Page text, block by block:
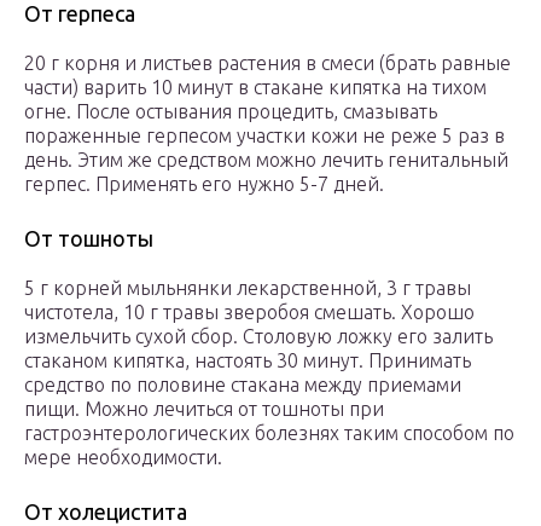
От герпеса
20 г корня и листьев растения в смеси (брать равные
части) варить 10 минут в стакане кипятка на тихом
огне. После остывания процедить, смазывать
пораженные герпесом участки кожи не реже 5 раз в
день. Этим же средством можно лечить генитальный
герпес. Применять его нужно 5-7 дней.
От тошноты
5 г корней мыльнянки лекарственной, 3 г травы
чистотела, 10 г травы зверобоя смешать. Хорошо
измельчить сухой сбор. Столовую ложку его залить
стаканом кипятка, настоять 30 минут. Принимать
средство по половине стакана между приемами
пищи. Можно лечиться от тошноты при
гастроэнтерологических болезнях таким способом по
мере необходимости.
От холецистита